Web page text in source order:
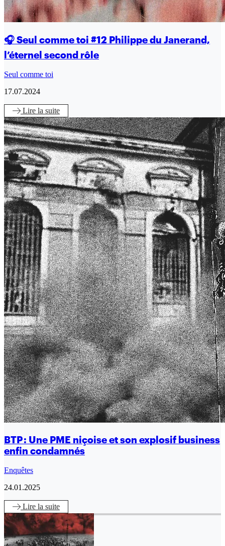
🎧 Seul comme toi #12 Philippe du Janerand,
l’éternel second rôle
Seul comme toi
17.07.2024
Lire la suite
BTP : Une PME niçoise et son explosif business
enfin condamnés
Enquêtes
24.01.2025
Lire la suite